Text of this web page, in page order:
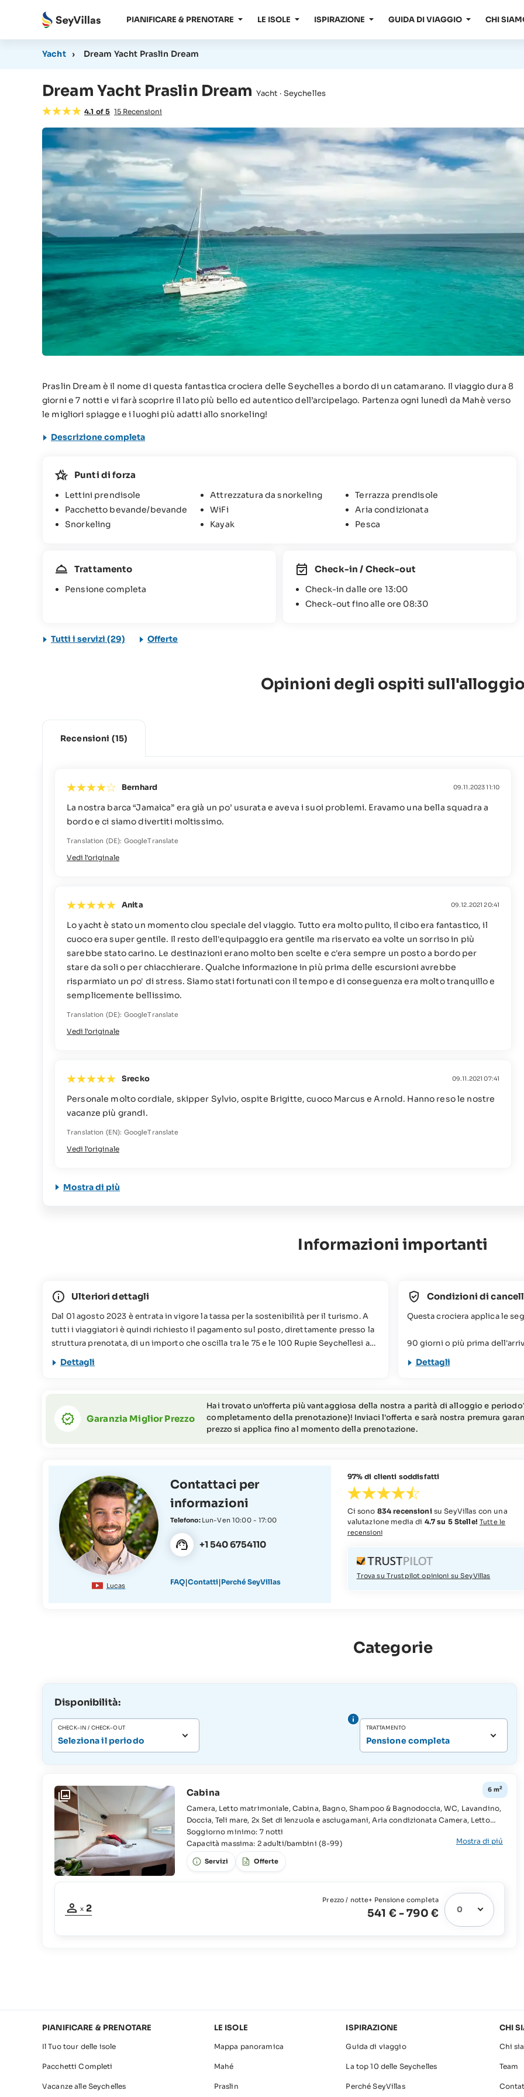
PIANIFICARE & PRENOTARE LE ISOLE ISPIRAZIONE GUIDA DI VIAGGIO CHI
Yacht › Dream Yacht Praslin Dream
Dream Yacht Praslin Dream Yacht · Seychelles
4.1 of 5 15 Recensioni
Praslin Dream è il nome di questa fantastica crociera delle Seychelles a bordo di un catamarano. Il viaggio dura 8
giorni e 7 notti e vi farà scoprire il lato più bello ed autentico dell’arcipelago. Partenza ogni lunedì da Mahè verso
le migliori spiagge e i luoghi più adatti allo snorkeling!
Descrizione completa
Punti di forza
Lettini prendisole Attrezzatura da snorkeling
Terrazza prendisole
Pacchetto bevande/bevande
WiFi
Aria condizionata
Snorkeling
Kayak Pesca
Trattamento
Pensione completa
Check-in / Check-out
Check-in dalle ore 13:00
Check-out fino alle ore 08:30
Tutti i servizi (29) Offerte
Opinioni degli ospiti
Recensioni (15)
Bernhard 09.11.2023 11:10
La nostra barca “Jamaica” era già un po’ usurata e aveva i suoi problemi. Eravamo una bella squadra a
bordo e ci siamo divertiti moltissimo.
Translation (DE): GoogleTranslate
Vedi l'originale
Anita 09.12.2021 20:41
Lo yacht è stato un momento clou speciale del viaggio. Tutto era molto pulito, il cibo era fantastico, il
cuoco era super gentile. Il resto dell'equipaggio era gentile ma riservato ea volte un sorriso in più
sarebbe stato carino. Le destinazioni erano molto ben scelte e c'era sempre un posto a bordo per
stare da soli o per chiacchierare. Qualche informazione in più prima delle escursioni avrebbe
risparmiato un po' di stress. Siamo stati fortunati con il tempo e di conseguenza era molto tranquillo e
semplicemente bellissimo.
Translation (DE): GoogleTranslate
Vedi l'originale
Srecko 09.11.2021 07:41
Personale molto cordiale, skipper Sylvio, ospite Brigitte, cuoco Marcus e Arnold. Hanno reso le nostre
vacanze più grandi.
Translation (EN): GoogleTranslate
Vedi l'originale
Mostra di più
Informazioni importanti
Ulteriori dettagli
Dal 01 agosto 2023 è entrata in vigore la tassa per la sostenibilità per il turismo. A
tutti i viaggiatori è quindi richiesto il pagamento sul posto, direttamente presso la
struttura prenotata, di un importo che oscilla tra le 75 e le 100 Rupie Seychellesi a
persona, a notte. Questo contributo viene utilizzato per vari progetti di
conservazione alle Seychelles. Per ulteriori informazioni potete consultare le nostre
informazioni o richieste non esitate a contattare il Team SeyVillas).
Dettagli
Condizioni di
Questa crociera applica le
90 giorni o più prima
89-60 giorni prima
59-30 giorni prima
Dettagli
Garanzia Miglior Prezzo
Hai trovato un'offerta più vantaggiosa della nostra a parità di alloggio e
completamento della prenotazione)! Inviaci l'offerta e sarà nostra premura
prezzo si applica fino al momento della prenotazione.
Lucas
Contattaci per
informazioni
Telefono: Lun-Ven 10:00 - 17:00
+1 540 6754110
FAQ|Contatti|Perché SeyVillas
97% di clienti soddisfatti
Ci sono 834 recensioni su SeyVillas con una
valutazione media di 4.7 su 5 Stelle! Tutte le
recensioni
Trova su Trustpilot opinioni su SeyVillas
Categorie
Disponibilità:
CHECK-IN / CHECK-OUT
Seleziona il periodo
TRATTAMENTO
Pensione completa
Cabina 6 m2
Camera, Letto matrimoniale, Cabina, Bagno, Shampoo & Bagnodoccia, WC, Lavandino,
Doccia, Teli mare, 2x Set di lenzuola e asciugamani, Aria condizionata Camera, Letto
matrimoniale, Cabina, Bagno, Shampoo & Bagnodoccia, WC, Lavandino, 2x Set di
lenzuola e asciugamani,
Soggiorno minimo: 7 notti
Capacità massima: 2 adulti/bambini (8-99)
Mostra di piú
Servizi Offerte
x 2
Prezzo / notte+ Pensione completa
541 €-790 €
PIANIFICARE & PRENOTARE
Il Tuo tour delle isole
Pacchetti Completi
Vacanze alle Seychelles
LE ISOLE
Mappa panoramica
Mahé
Praslin
ISPIRAZIONE
Guida di viaggio
La top 10 delle Seychelles
Perché SeyVillas
CHI
Chi
Team